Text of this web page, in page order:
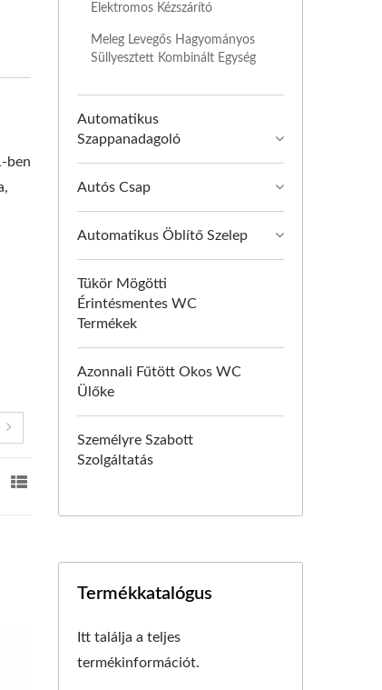
ben
Elektromos Kézszárító
Meleg Levegős Hagyományos
Süllyesztett Kombinált Egység
Automatikus
Szappanadagoló
Autós Csap
Automatikus Öblítő Szelep
Tükör Mögötti
Érintésmentes WC
Termékek
Azonnali Fűtött Okos WC
Ülőke
Személyre Szabott
Szolgáltatás
Termékkatalógus
Itt találja a teljes
termékinformációt.